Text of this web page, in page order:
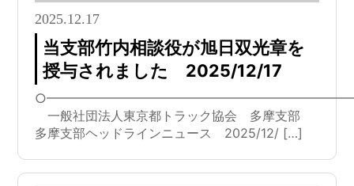
2025.12.17
当支部竹内相談役が旭日双光章を
授与されました 2025/12/17
一般社団法人東京都トラック協会 多摩支部
多摩支部ヘッドラインニュース 2025/12/ […]